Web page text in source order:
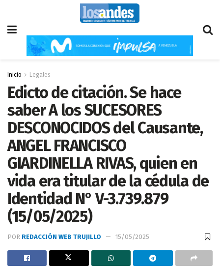
Inicio Legales
Edicto de citación. Se hace
saber A los SUCESORES
DESCONOCIDOS del Causante,
ANGEL FRANCISCO
GIARDINELLA RIVAS, quien en
vida era titular de la cédula de
Identidad N° V-3.739.879
(15/05/2025)
POR REDACCIÓN WEB TRUJILLO 15/05/2025